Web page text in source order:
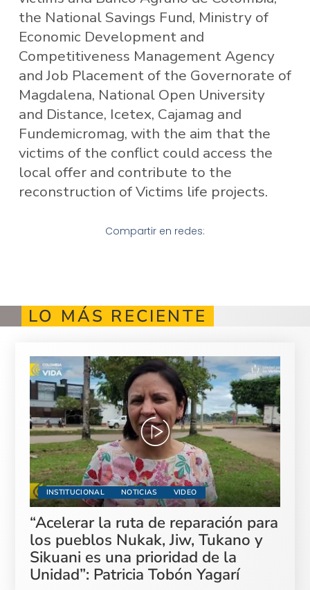
the National Savings Fund, Ministry of
Economic Development and
Competitiveness Management Agency
and Job Placement of the Governorate of
Magdalena, National Open University
and Distance, Icetex, Cajamag and
Fundemicromag, with the aim that the
victims of the conflict could access the
local offer and contribute to the
reconstruction of Victims life projects.
Compartir en redes:
LO MÁS RECIENTE
INSTITUCIONAL NOTICIAS VIDEO
“Acelerar la ruta de reparación para
los pueblos Nukak, Jiw, Tukano y
Sikuani es una prioridad de la
Unidad”: Patricia Tobón Yagarí